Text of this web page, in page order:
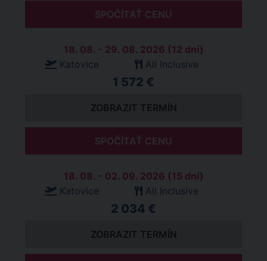
SPOČÍTAŤ CENU
18. 08. - 29. 08. 2026 (12 dní)
Katovice
All Inclusive
1 572 €
ZOBRAZIT TERMÍN
SPOČÍTAŤ CENU
18. 08. - 02. 09. 2026 (15 dní)
Katovice
All Inclusive
2 034 €
ZOBRAZIT TERMÍN